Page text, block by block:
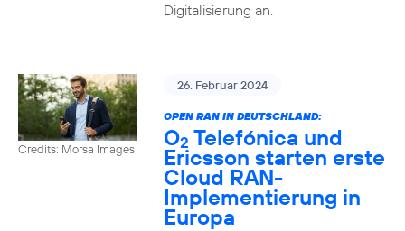
Digitalisierung an.
Credits: Morsa Images
26. Februar 2024
OPEN RAN IN DEUTSCHLAND:
O2 Telefónica und
Ericsson starten erste
Cloud RAN-
Implementierung in
Europa